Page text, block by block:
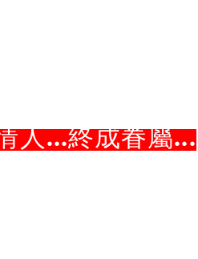
人...終成眷屬...